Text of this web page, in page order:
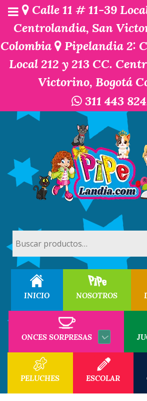
Calle 11 # 11-39
Centrolandia, San
Colombia
Pipelandia 2:
Local 212 y 213 CC.
Victorino, Bogotá
311 443
por:
INICIO NOSOTROS
ONCES SORPRESAS
PELUCHES ESCOLAR